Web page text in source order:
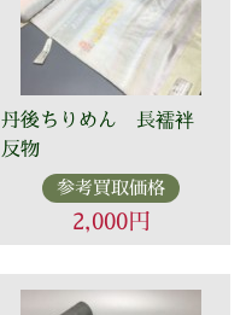
丹後ちりめん 長襦袢
反物
参考買取価格
2,000円